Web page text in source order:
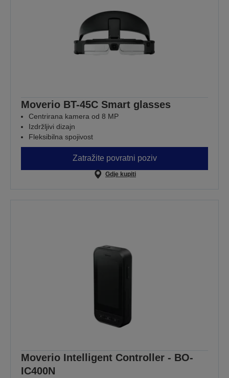
Moverio BT-45C Smart glasses
Centrirana kamera od 8 MP
Izdržljivi dizajn
Fleksibilna spojivost
Zatražite povratni poziv
Gdje kupiti
Moverio Intelligent Controller - BO-
IC400N